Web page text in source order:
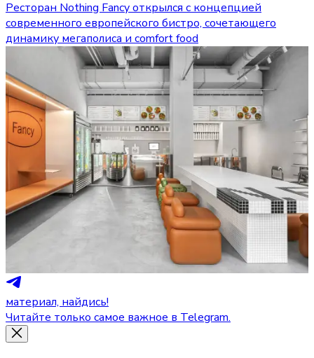
Ресторан Nothing Fancy открылся с концепцией
современного европейского бистро, сочетающего
динамику мегаполиса и comfort food
материал, найдись!
Читайте только самое важное в Telegram.